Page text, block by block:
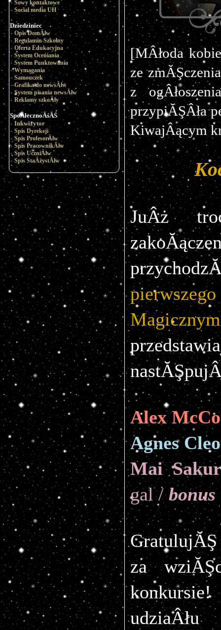
Sowy kontaktowe
Social media UH
Dziedziniec
Opis DomĂłw
Regulamin Szkolny
Oferta Edukacyjna
System Oceniania
System Punktowania
Wymagania
Samouczek
Grafika do newsĂłw
System pisania newsĂłw
Reklamy szkoÂły
SpoÂłecznoÂśĂŚ
Inkwizytor
Spis Dyrekcji
Spis ProfesorĂłw
Spis PracownikĂłw
Spis UczniĂłw
Spis StaÂżystĂłw
[MÂłoda
ze
z
przypiĂŞÂła
KiwajÂącym
JuÂż
Alex
Agnes
Mai
gal /
za